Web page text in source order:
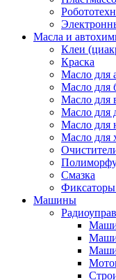
Масла и
Клеи
Краска
Масло для
Масло для
Масло для
Масло для
Масло для
Масло для
Смазка
Фиксаторы
Машины